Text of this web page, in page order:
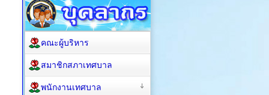
คณะผู้บริหาร
สมาชิกสภาเทศบาล
พนักงานเทศบาล